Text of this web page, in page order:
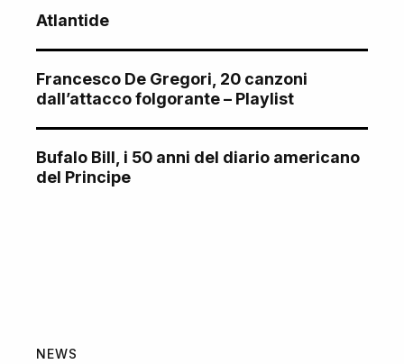
Atlantide
Francesco De Gregori, 20 canzoni
dall’attacco folgorante – Playlist
Bufalo Bill, i 50 anni del diario americano
del Principe
NEWS